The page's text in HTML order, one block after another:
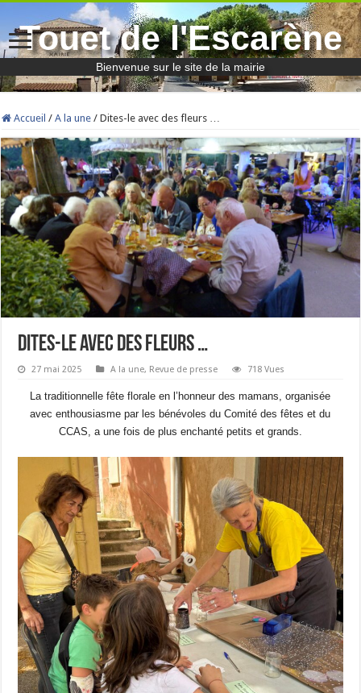
Touet de l'Escarène
Bienvenue sur le site de la mairie
Accueil / A la une / Dites-le avec des fleurs …
Dites-le avec des fleurs …
27 mai 2025 A la une, Revue de presse 718 Vues
La traditionnelle fête florale en l’honneur des mamans, organisée
avec enthousiasme par les bénévoles du Comité des fêtes et du
CCAS, a une fois de plus enchanté petits et grands.